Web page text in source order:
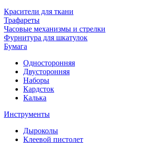
Красители для ткани
Трафареты
Часовые механизмы и стрелки
Фурнитура для шкатулок
Бумага
Односторонняя
Двусторонняя
Наборы
Кардсток
Калька
Инструменты
Дыроколы
Клеевой пистолет